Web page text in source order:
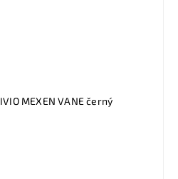
MEXEN VANE černý